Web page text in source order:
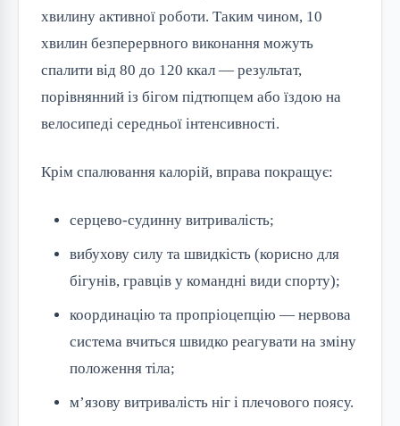
хвилину активної роботи. Таким чином, 10
хвилин безперервного виконання можуть
спалити від 80 до 120 ккал — результат,
порівнянний із бігом підтюпцем або їздою на
велосипеді середньої інтенсивності.
Крім спалювання калорій, вправа покращує:
серцево-судинну витривалість;
вибухову силу та швидкість (корисно для
бігунів, гравців у командні види спорту);
координацію та пропріоцепцію — нервова
система вчиться швидко реагувати на зміну
положення тіла;
м’язову витривалість ніг і плечового поясу.